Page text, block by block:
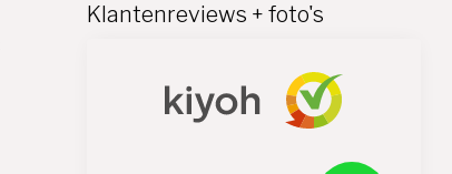
Klantenreviews + foto's